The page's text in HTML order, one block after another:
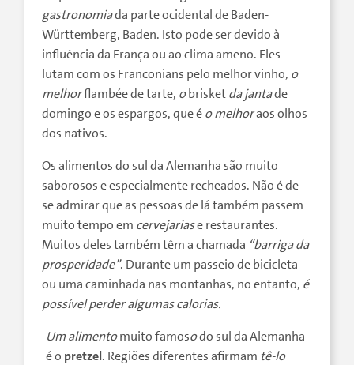
gastronomiada parte ocidental de Baden-
Württemberg, Baden. Isto pode ser devido à
influência da França ou ao clima ameno. Eles
lutam com os Franconians pelo melhor vinho, o
melhorflambée de tarte, obrisketda jantade
domingo e os espargos, que éo melhoraos olhos
dos nativos.
Os alimentos do sul da Alemanha são muito
saborosos e especialmente recheados. Não é de
se admirar que as pessoas de lá também passem
muito tempo em cervejariase restaurantes.
Muitos deles também têm a chamada “barriga da
prosperidade”. Durante um passeio de bicicleta
ou uma caminhada nas montanhas, no entanto, é
possível perder algumas calorias.
Um alimentomuito famosodo sul da Alemanha
é o pretzel. Regiões diferentes afirmam tê-lo